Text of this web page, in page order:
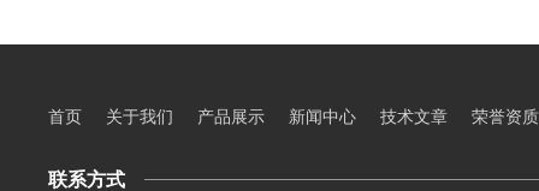
首页 关于我们 产品展示 新闻中心 技术文章 荣誉资质
联系方式